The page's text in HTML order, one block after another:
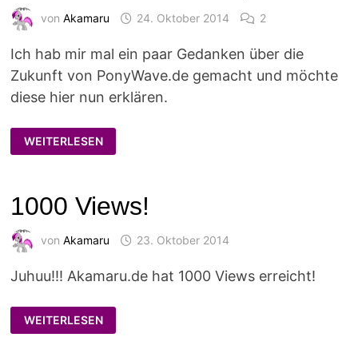
von Akamaru 24. Oktober 2014 2
Ich hab mir mal ein paar Gedanken über die
Zukunft von PonyWave.de gemacht und möchte
diese hier nun erklären.
DIE
ZUKUNFT
VON
WEITERLESEN
1000 Views!
von Akamaru 23. Oktober 2014
Juhuu!!! Akamaru.de hat 1000 Views erreicht!
1000
VIEWS!
WEITERLESEN